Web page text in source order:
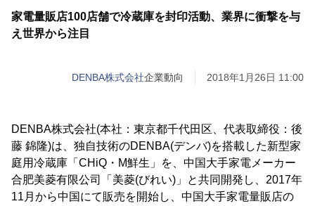
家電量販店100店舗で冷蔵庫を封印活動、業界に衝撃を与
え世界から注目
DENBA株式会社企業動向 2018年1月26日 11:00
DENBA株式会社(本社：東京都千代田区、代表取締役：後
藤 錦隆)は、独自技術のDENBA(デンバ)を搭載した新型家
庭用冷蔵庫「CHiQ・M鮮生」を、中国大手家電メーカー
合肥美菱有限公司「美菱(びれい)」と共同開発し、2017年
11月から中国にて販売を開始し、中国大手家電量販店の